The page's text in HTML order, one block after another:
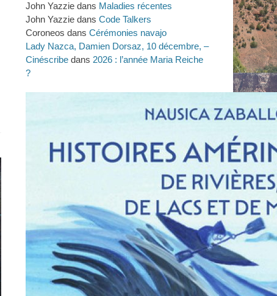
John Yazzie dans Maladies récentes
John Yazzie dans Code Talkers
Coroneos dans Cérémonies navajo
Lady Nazca, Damien Dorsaz, 10 décembre, –
Cinéscribe dans 2026 : l’année Maria Reiche
?